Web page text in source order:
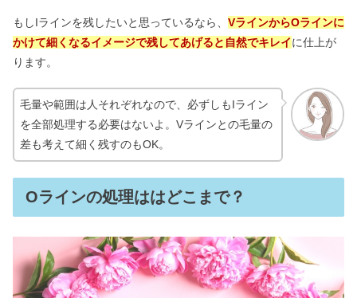
もしIラインを残したいと思っているなら、 VラインからOラインに
かけて細くなるイメージで残してあげると自然でキレイに仕上が
ります。
毛量や範囲は人それぞれなので、必ずしもIライン
を全部処理する必要はないよ。Vラインとの毛量の
差も考えて細く残すのもOK。
Oラインの処理ははどこまで？